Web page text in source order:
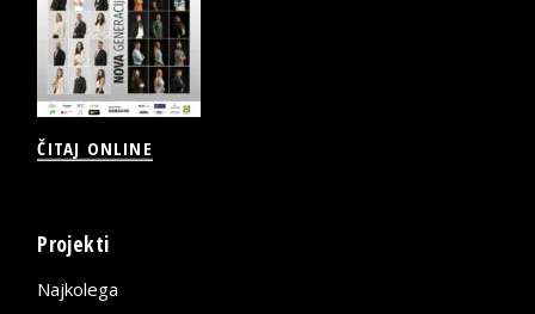
ČITAJ ONLINE
Projekti
Najkolega